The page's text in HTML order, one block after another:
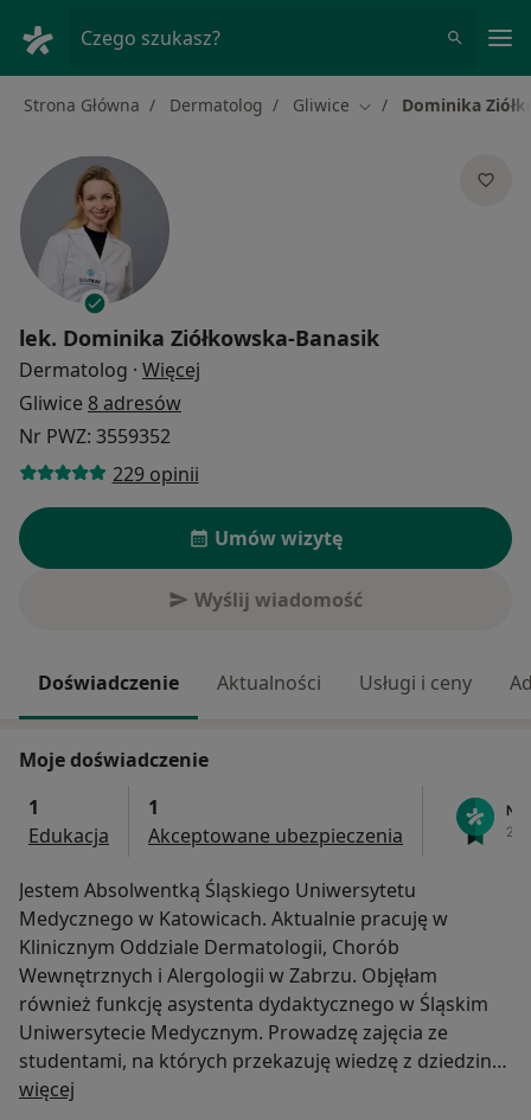
Czego szukasz?
Strona Główna Dermatolog Gliwice Zmień miasto
Dominika
lek. Dominika Ziółkowska-Banasik
Dermatolog · Więcej
Gliwice 8 adresów
Nr PWZ: 3559352
229 opinii
Umów wizytę
Wyślij wiadomość
Doświadczenie Aktualności Usługi i ceny
Moje doświadczenie
1
Edukacja
1
Akceptowane ubezpieczenia
Jestem Absolwentką Śląskiego Uniwersytetu
Medycznego w Katowicach. Aktualnie pracuję w
Klinicznym Oddziale Dermatologii, Chorób
Wewnętrznych i Alergologii w Zabrzu. Objęłam
również funkcję asystenta dydaktycznego w Śląskim
Uniwersytecie Medycznym. Prowadzę zajęcia ze
studentami, na których przekazuję wiedzę z dziedziny
dermatologii i wenerologii. Doświadczenie zawodowe
więcej